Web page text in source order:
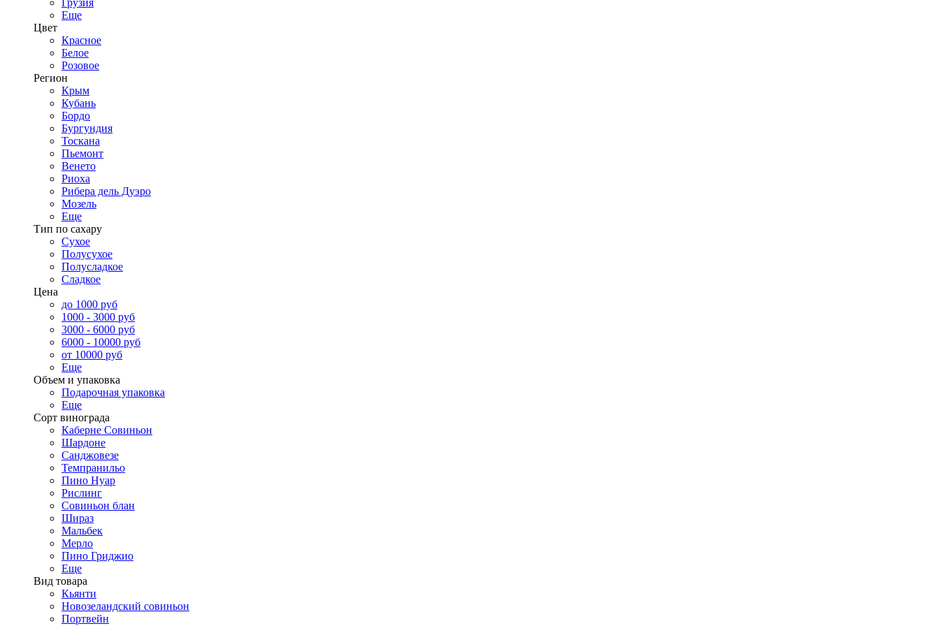
Грузия
Еще
Цвет
Красное
Белое
Розовое
Регион
Крым
Кубань
Бордо
Бургундия
Тоскана
Пьемонт
Венето
Риоха
Рибера дель Дуэро
Мозель
Еще
Тип по сахару
Сухое
Полусухое
Полусладкое
Сладкое
Цена
до 1000 руб
1000 - 3000 руб
3000 - 6000 руб
6000 - 10000 руб
от 10000 руб
Еще
Объем и упаковка
Подарочная упаковка
Еще
Сорт винограда
Каберне Совиньон
Шардоне
Санджовезе
Темпранильо
Пино Нуар
Рислинг
Совиньон блан
Шираз
Мальбек
Мерло
Пино Гриджио
Еще
Вид товара
Кьянти
Новозеландский совиньон
Портвейн